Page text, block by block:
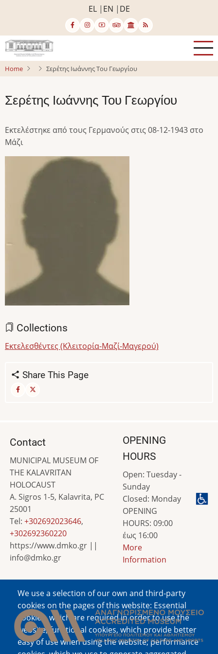
content
EL EN DE
Home Σερέτης Ιωάννης Του Γεωργίου
Σερέτης Ιωάννης Του Γεωργίου
Εκτελέστηκε από τους Γερμανούς στις 08-12-1943 στο
Μάζι
Collections
Εκτελεσθέντες (Κλειτορία-Μαζί-Μαγερού)
Share This Page
We use a selection of our own and third-party
cookies on the pages of this website: Essential
cookies, which are required in order to use the
website; functional cookies, which provide better
easy of use when using the website; performance
Contact
MUNICIPAL MUSEUM OF
THE KALAVRITAN
HOLOCAUST
A. Sigros 1-5, Kalavrita, PC
25001
Tel: +302692023646,
+302692360220
https://www.dmko.gr ||
info@dmko.gr
OPENING
HOURS
Open: Tuesday -
Sunday
Closed: Monday
OPENING
HOURS: 09:00
έως 16:00
More
Information
Image